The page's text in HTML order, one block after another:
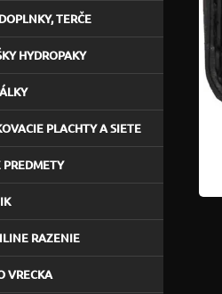
TERČE
HYDROPAKY
PLACHTY A SIETE
PREDMETY
RAZENIE
VRECKA